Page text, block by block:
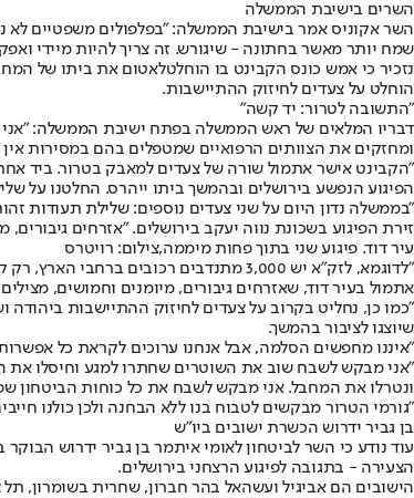
השרים בישיבת הממשלה
השר אקוניס אמר בישיבת הממשלה: "בפלפולים משפטיים לא
שמח יותר מאשר בחתונה - שיגורש. זה צריך להיות מיידי
נזכיר כי אמש כונס הקבינט בו הוחלטלאטום את ביתו של
הוחלט על צעדים לחיזוק ההתיישבות.
"התשובה לטרור: יד קשה"
דבריו המלאים של ראש הממשלה בפתח ישיבת הממשלה: "אני
ומחזקים את הצוותים הרפואיים שמטפלים בהם במסירות אין
"הקבינט אישר אתמול שורה של צעדים למאבק בטרור. ביד
הפיגוע הנפשע בירושלים ובהמשך ביתו ייהרס. החלטנו על
"בממשלה נדון היום על שני צעדים נוספים: שלילת תעודות
זירת הפיגוע בשכונת נווה יעקב בירושלים. "אזרחים גיבורים,
עיר דוד. פיגוע שני בתוך פחות מיממה,צילום: רויטרס
"לדוגמא, לזק"א יש 3,000 מתנדבים
אתמול בעיר דוד, שאזרחים גיבורים, מיומנים וחמושים,
"כמו כן, נחליט בקרוב על צעדים לחיזוק ההתיישבות
שיוצגו לציבור בהמשך.
"איננו מחפשים הסלמה, אבל אנחנו ערוכים לקראת כל
"אני מבקש לשבח שוב את השוטרים שחתרו למגע וחיסלו את
ונטרלו את המחבל. אני מבקש לשבח את כל כוחות הביטחון
"גורמי הטרור מבקשים לטבוח בנו ללא הבחנה ולכן כולנו
בן גביר ידרוש הכשרת ישובים ביו"ש
עוד נודע כי השר לביטחון לאומי איתמר בן גביר ידרוש
הצעירה - בתגובה לפיגוע הרצחני בירושלים.
הישובים הם אביגיל ועשהאל בהר חברון, שחרית בשומרון,